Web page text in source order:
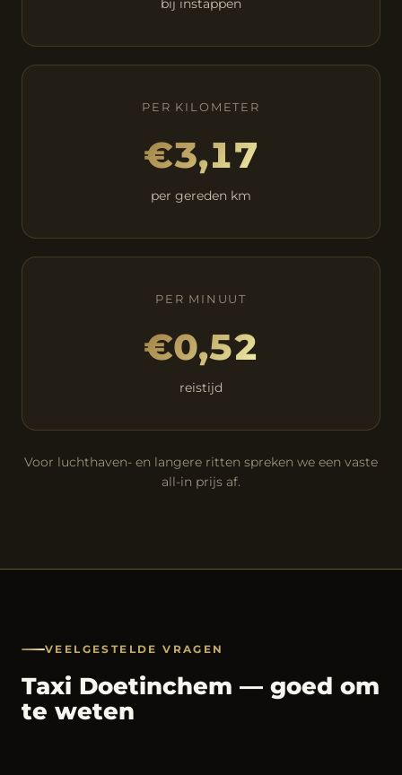
PER KILOMETER
€3,17
per gereden km
PER MINUUT
€0,52
reistijd
Voor luchthaven- en langere ritten spreken we een vaste
all-in prijs af.
VEELGESTELDE VRAGEN
Taxi Doetinchem — goed om
te weten